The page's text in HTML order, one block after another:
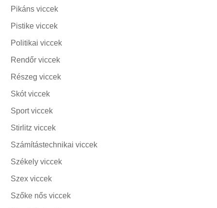
Pikáns viccek
Pistike viccek
Politikai viccek
Rendőr viccek
Részeg viccek
Skót viccek
Sport viccek
Stirlitz viccek
Számítástechnikai viccek
Székely viccek
Szex viccek
Szőke nős viccek